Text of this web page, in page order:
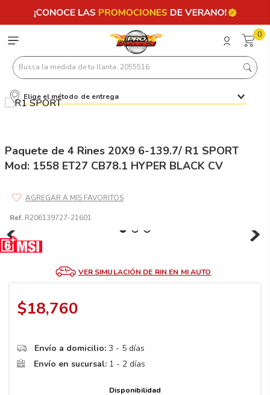
0
Busca la medida de tu llanta: 2055516
Elige el método de entrega
Paquete de 4 Rines 20X9 6-139.7/ R1 SPORT
Mod: 1558 ET27 CB78.1 HYPER BLACK CV
Ref. R206139727-21601
VER SIMULACIÓN DE RIN EN MI AUTO
$18,760
Envío a domicilio: 3 - 5 días
Envío en sucursal: 1 - 2 días
Disponibilidad
Términos más buscados
3.225
6 185
8. 195